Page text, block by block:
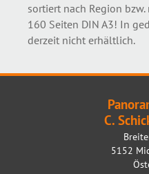
sortiert nach Region
160 Seiten DIN A3! In
derzeit nicht erhältlich.
C.
5152